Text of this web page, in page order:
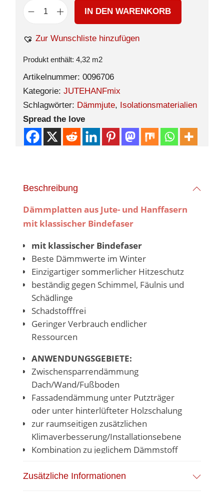
IN DEN WARENKORB
Zur Wunschliste hinzufügen
Produkt enthält: 4,32 m2
Artikelnummer: 0096706
Kategorie: JUTEHANFmix
Schlagwörter: Dämmjute, Isolationsmaterialien
Spread the love
Beschreibung
Dämmplatten aus Jute- und Hanffasern
mit klassischer Bindefaser
mit klassischer Bindefaser
Beste Dämmwerte im Winter
Einzigartiger sommerlicher Hitzeschutz
beständig gegen Schimmel, Fäulnis und
Schädlinge
Schadstofffrei
Geringer Verbrauch endlicher
Ressourcen
ANWENDUNGSGEBIETE:
Zwischensparrendämmung
Dach/Wand/Fußboden
Fassadendämmung unter Putzträger
oder unter hinterlüfteter Holzschalung
zur raumseitigen zusätzlichen
Klimaverbesserung/Installationsebene
Kombination zu jeglichem Dämmstoff
Zusätzliche Informationen